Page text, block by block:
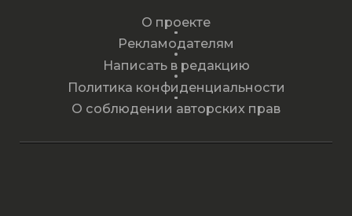
О проекте
Рекламодателям
Написать в редакцию
Политика конфиденциальности
О соблюдении авторских прав